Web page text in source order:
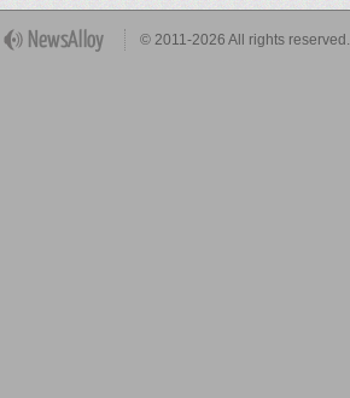
© 2011-2026 All rights reserved.